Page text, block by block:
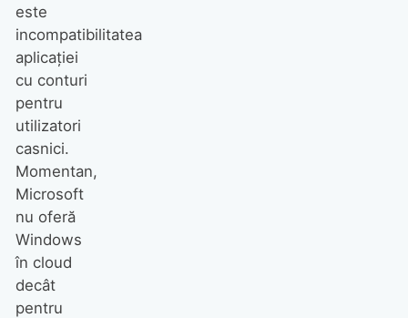
este
incompatibilitatea
aplicației
cu conturi
pentru
utilizatori
casnici.
Momentan,
Microsoft
nu oferă
Windows
în cloud
decât
pentru